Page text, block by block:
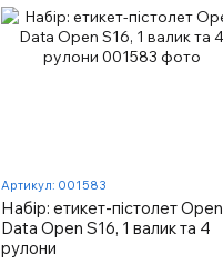
Артикул: 001583
Набір: етикет-пістолет Open
Data Open S16, 1 валик та 4
рулони